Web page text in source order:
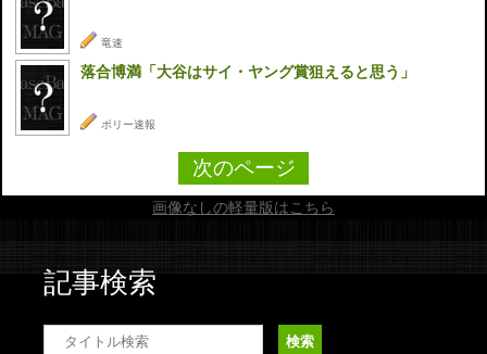
竜速
落合博満「大谷はサイ・ヤング賞狙えると思う」
ポリー速報
次のページ
画像なしの軽量版はこちら
記事検索